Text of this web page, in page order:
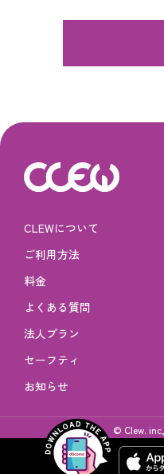
CLEWについて
ご利用方法
料金
よくある質問
法人プラン
セーフティ
お知らせ
© Clew.